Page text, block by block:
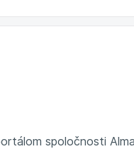
spoločnosti